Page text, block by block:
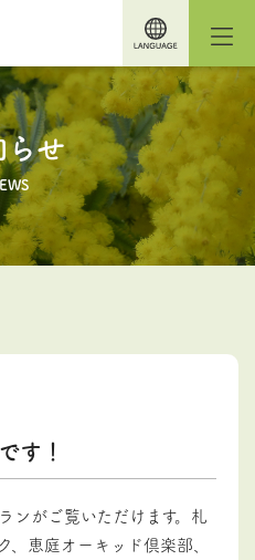
せ
す！
ンがご覧いただけます。札
恵庭オーキッド倶楽部、